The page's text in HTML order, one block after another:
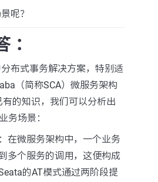
呢？
：
布式事务解决方案，特别适
（简称SCA）微服务架构
的知识，我们可以分析出
务场景：
：在微服务架构中，一个业务
多个服务的调用，这便构成
的AT模式通过两阶段提